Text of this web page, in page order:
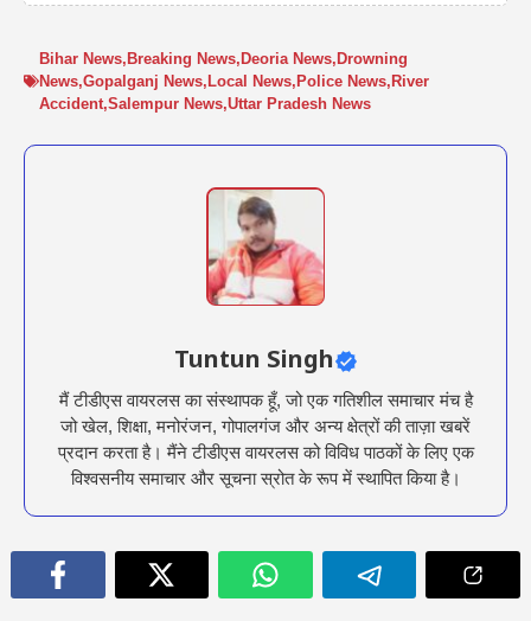
Bihar News, Breaking News, Deoria News, Drowning
News,Gopalganj News, Local News, Police News, River
Accident,Salempur News,Uttar Pradesh News
Tuntun Singh
मैं टीडीएस वायरलस का संस्थापक हूँ, जो एक गतिशील समाचार मंच है
जो खेल, शिक्षा, मनोरंजन, गोपालगंज और अन्य क्षेत्रों की ताज़ा खबरें
प्रदान करता है। मैंने टीडीएस वायरलस को विविध पाठकों के लिए एक
विश्वसनीय समाचार और सूचना स्रोत के रूप में स्थापित किया है।